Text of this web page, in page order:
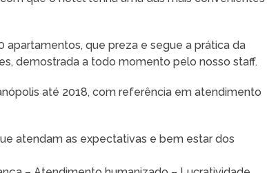
que preza e segue a prática da
demostrada a todo momento pelo nosso staff.
até 2018, com referência em atendimento
atendam as expectativas e bem estar dos